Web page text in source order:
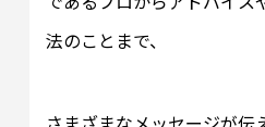
法のことまで、